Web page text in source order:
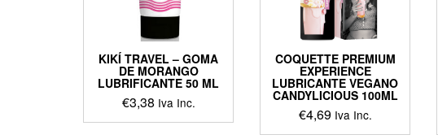
KIKÍ TRAVEL – GOMA
DE MORANGO
LUBRIFICANTE 50 ML
€3,38 Iva Inc.
COQUETTE PREMIUM
EXPERIENCE
LUBRICANTE VEGANO
CANDYLICIOUS 100ML
€4,69 Iva Inc.